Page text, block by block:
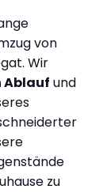
von
Wir
Ablauf und
zu